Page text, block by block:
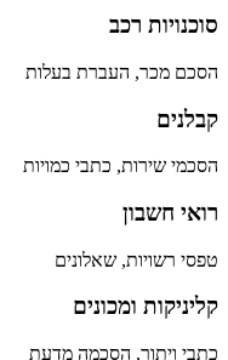
סוכנויות רכב
הסכם מכר, העברת בעלות
קבלנים
הסכמי שירות, כתבי כמויות
רואי חשבון
טפסי רשויות, שאלונים
קליניקות ומכונים
כתבי ויתור, הסכמה מדעת